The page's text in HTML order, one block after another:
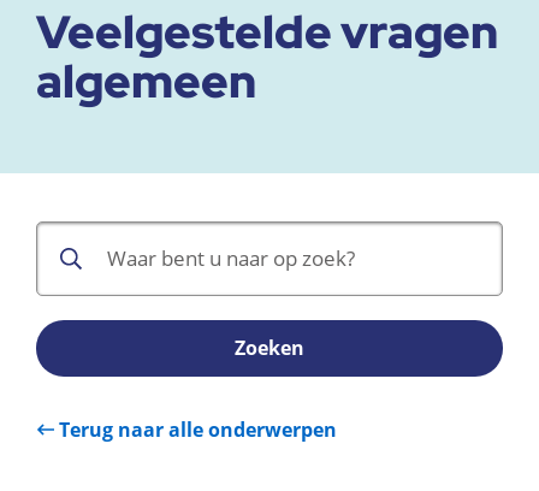
Veelgestelde vragen
algemeen
Zoeken
Terug naar alle onderwerpen